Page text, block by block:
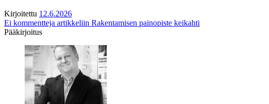
Kirjoitettu 12.6.2026
Ei kommentteja artikkeliin Rakentamisen painopiste keikahti
Pääkirjoitus